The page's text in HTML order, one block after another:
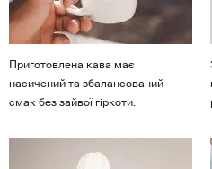
Приготовлена кава має
насичений та збалансований
смак без зайвої гіркоти.